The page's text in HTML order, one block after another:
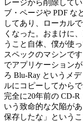
レージから削除して
ブ・ページや PDF な
してあり、ローカル
くなった。おまけに
うこと自体、僕が使
スペックのマシンで
でアプリケーション
ろ Blu-Ray というメ
ルにコピーしてから
完全に20年前の CD-
いう致命的な欠陥が
保存したな」という